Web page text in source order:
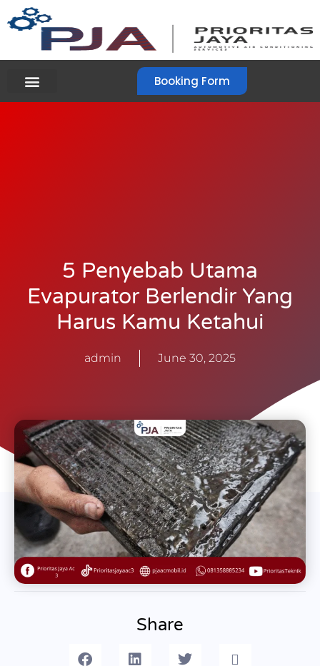
Booking Form
5 Penyebab Utama
Evapurator Berlendir Yang
Harus Kamu Ketahui
admin June 30, 2025
Share